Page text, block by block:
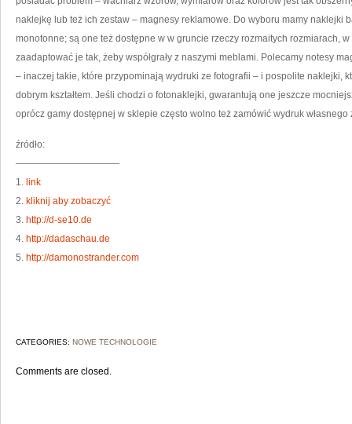
naklejkę lub też ich zestaw – magnesy reklamowe. Do wyboru mamy naklejki
monotonne; są one też dostępne w w gruncie rzeczy rozmaitych rozmiarach,
zaadaptować je tak, żeby współgrały z naszymi meblami. Polecamy notesy
– inaczej takie, które przypominają wydruki ze fotografii – i pospolite naklejki,
dobrym kształtem. Jeśli chodzi o fotonaklejki, gwarantują one jeszcze
oprócz gamy dostępnej w sklepie często wolno też zamówić wydruk własnego
źródło:
———————————
1. link
2. kliknij aby zobaczyć
3. http://d-se10.de
4. http://dadaschau.de
5. http://damonostrander.com
CATEGORIES: NOWE TECHNOLOGIE
Comments are closed.